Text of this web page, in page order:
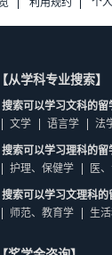
【从学科专业搜索】
搜索可以学习文科的留
文学
语言学 法
搜索可以学习理科的留
护理、保健学
医
搜索可以学习文理科的
师范、教育学
生